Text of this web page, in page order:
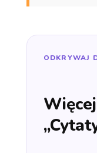
ODKRYWAJ